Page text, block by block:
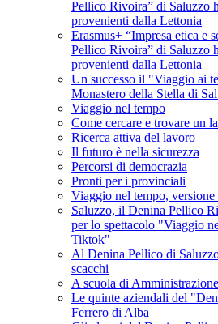
Pellico Rivoira” di Saluzzo
provenienti dalla Lettonia
Erasmus+ “Impresa etica e
Pellico Rivoira” di Saluzzo
provenienti dalla Lettonia
Un successo il "Viaggio ai
Monastero della Stella di
Viaggio nel tempo
Come cercare e trovare un
Ricerca attiva del lavoro
Il futuro è nella sicurezza
Percorsi di democrazia
Pronti per i provinciali
Viaggio nel tempo, versione
Saluzzo, il Denina Pellico
per lo spettacolo "Viaggio
Tiktok"
Al Denina Pellico di
scacchi
A scuola di Amministrazione
Le quinte aziendali del
Ferrero di Alba